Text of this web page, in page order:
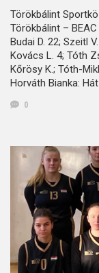
Törökbálint
Törökbálint –
Budai D. 22; Szeitl
Kovács L. 4; Tóth
Kőrösy K.; Tóth-
Horváth Bianka:
0